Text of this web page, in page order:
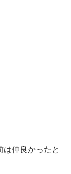
仲良かったと